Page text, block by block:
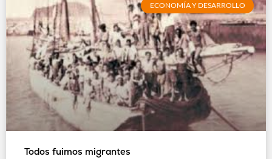
ECONOMÍA Y DESARROLLO
Todos fuimos migrantes